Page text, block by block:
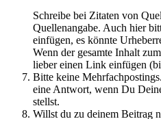
Schreibe bei Zitaten von
Quellenangabe. Auch hier
einfügen, es könnte
Wenn der gesamte Inhalt
lieber einen Link einfügen
Bitte keine
eine Antwort, wenn Du
stellst.
Willst du zu deinem Beitrag